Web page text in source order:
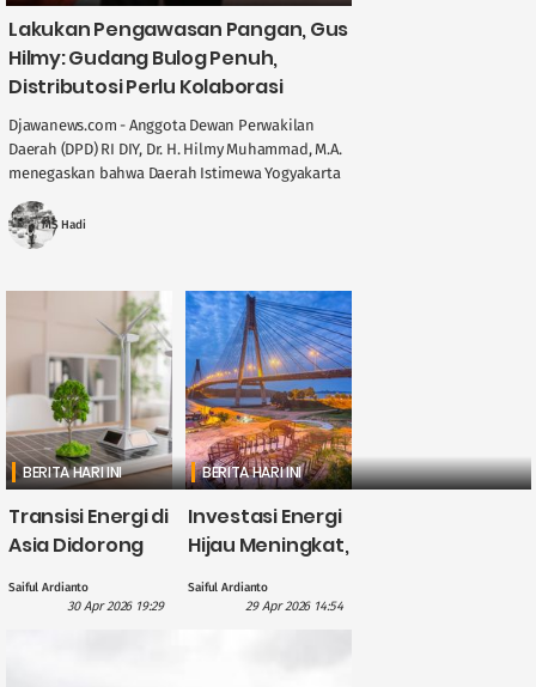
Lakukan Pengawasan Pangan, Gus
Hilmy: Gudang Bulog Penuh,
Distributosi Perlu Kolaborasi
Djawanews.com - Anggota Dewan Perwakilan
Daerah (DPD) RI DIY, Dr. H. Hilmy Muhammad, M.A.
menegaskan bahwa Daerah Istimewa Yogyakarta
stabilitas ....
MS Hadi
BERITA HARI INI
Transisi Energi di
Asia Didorong
International
Saiful Ardianto
30 Apr 2026 19:29
BERITA HARI INI
Investasi Energi
Hijau Meningkat,
Dana US$5
Saiful Ardianto
29 Apr 2026 14:54